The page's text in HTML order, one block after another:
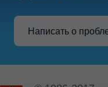
Написать о